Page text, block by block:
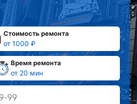
Стоимость ремонта
от 1000 ₽
Время ремонта
от 20 мин